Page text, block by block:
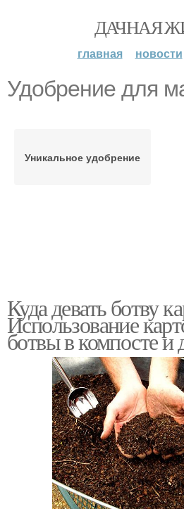
ДАЧНАЯ
главная новости
Удобрение для
Уникальное удобрение
Куда девать ботву
Использование
ботвы в компосте и